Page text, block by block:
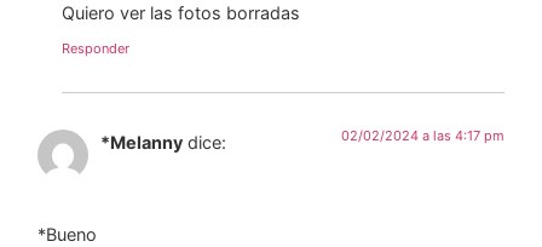
Quiero ver las fotos borradas
Responder
*Melanny dice: 02/02/2024 a las 4:17 pm
*Bueno